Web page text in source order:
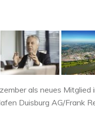
als neues
Duisburg AG/Frank